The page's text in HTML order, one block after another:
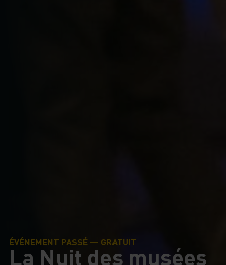
ÉVÉNEMENT PASSÉ — GRATUIT
La Nuit des musées